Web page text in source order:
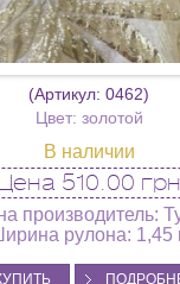
(Артикул: 0462)
Цвет: золотой
В наличии
510.00 грн
производитель:
рулона: 1,45